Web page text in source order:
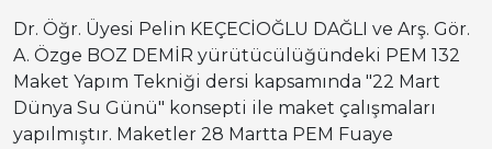
Dr. Öğr. Üyesi Pelin KEÇECİOĞLU DAĞLI ve Arş. Gör.
A. Özge BOZ DEMİR yürütücülüğündeki PEM 132
Maket Yapım Tekniği dersi kapsamında "22 Mart
Dünya Su Günü" konsepti ile maket çalışmaları
yapılmıştır. Maketler 28 Martta PEM Fuaye